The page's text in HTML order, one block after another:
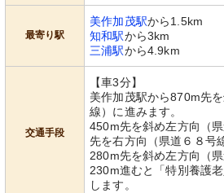
最寄り駅
美作加茂駅から1.5km
知和駅から3km
三浦駅から4.9km
交通手段
【車3分】
美作加茂駅から870m先
線）に進みます。
450m先を斜め左方向（
先を右方向（県道６８号
280m先を斜め左方向（
230m進むと「特別養護
します。